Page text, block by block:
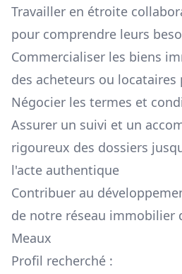
Travailler en étroite
pour comprendre leurs
Commercialiser les biens
des acheteurs ou
Négocier les termes et
Assurer un suivi et un
rigoureux des dossiers
l'acte authentique
Contribuer au
de notre réseau immobilier
Meaux
Profil recherché :